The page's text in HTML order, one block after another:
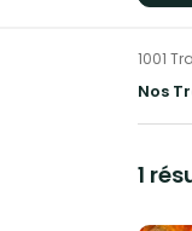
1001
Nos
1